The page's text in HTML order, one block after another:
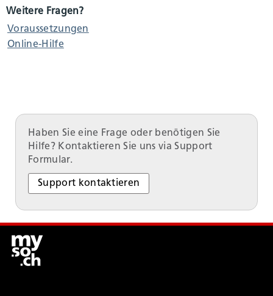
Mobilität und Verkehr
Geld und Steuern
Staat, Recht und Sicherheit
Weitere Fragen?
Voraussetzungen
Online-Hilfe
Haben Sie eine Frage oder benötigen Sie
Hilfe? Kontaktieren Sie uns via Support
Formular.
Support kontaktieren